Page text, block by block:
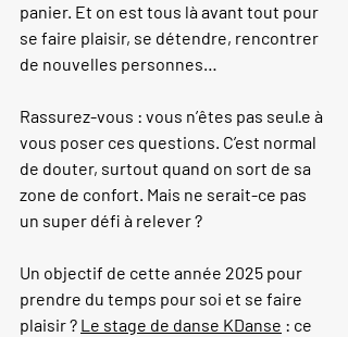
panier. Et on est tous là avant tout pour
se faire plaisir, se détendre, rencontrer
de nouvelles personnes…
Rassurez-vous : vous n’êtes pas seul·e à
vous poser ces questions. C’est normal
de douter, surtout quand on sort de sa
zone de confort. Mais ne serait-ce pas
un super défi à relever ?
Un objectif de cette année 2025 pour
prendre du temps pour soi et se faire
plaisir ? Le stage de danse KDanse : ce